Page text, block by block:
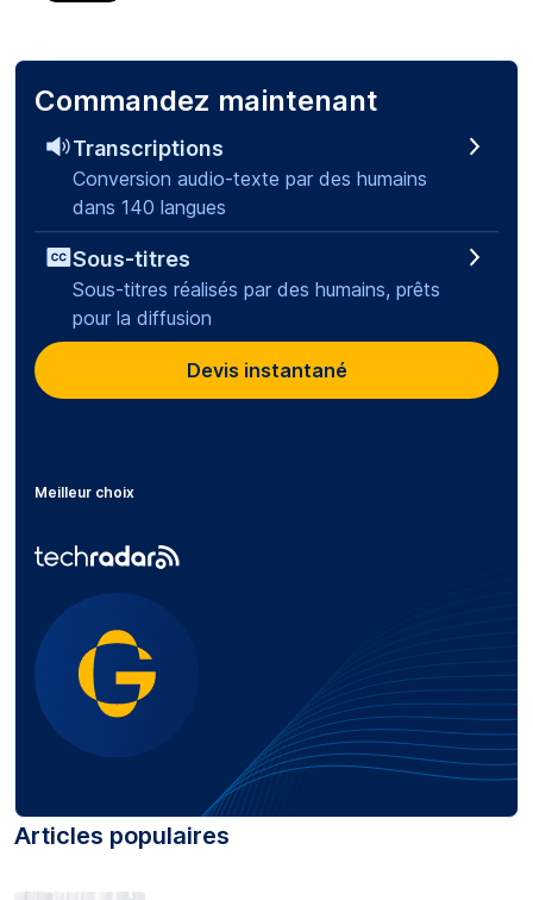
Commandez maintenant
Transcriptions
Conversion audio-texte par des humains
dans 140 langues
Sous-titres
Sous-titres réalisés par des humains, prêts
pour la diffusion
Devis instantané
Meilleur choix
Articles populaires